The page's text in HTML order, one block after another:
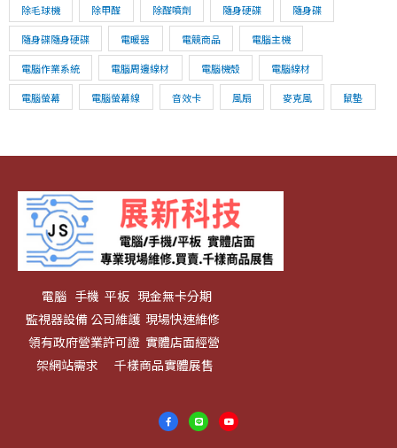
除毛球機 除甲醛 除醛噴劑 隨身硬碟 隨身碟
隨身碟隨身硬碟 電暖器 電競商品 電腦主機
電腦作業系統 電腦周邊線材 電腦機殼 電腦線材
電腦螢幕 電腦螢幕線 音效卡 風扇 麥克風 鼠墊
電腦 手機 平板 現金無卡分期
監視器設備 公司維護 現場快速維修
領有政府營業許可證 實體店面經營
架網站需求 千樣商品實體展售